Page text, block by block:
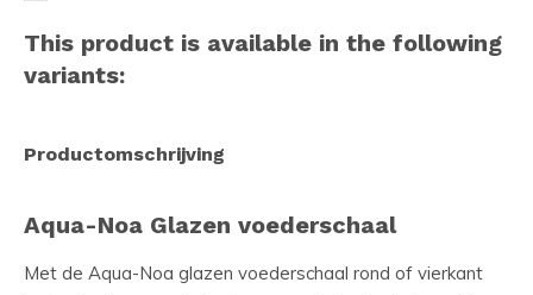
This product is available in the following
variants:
Productomschrijving
Aqua-Noa Glazen voederschaal
Met de Aqua-Noa glazen voederschaal rond of vierkant